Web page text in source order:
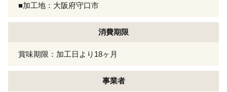
■加工地：大阪府守口市
消費期限
賞味期限：加工日より18ヶ月
事業者